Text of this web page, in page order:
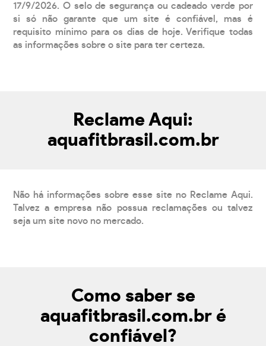
17/9/2026. O selo de segurança ou cadeado verde por
si só não garante que um site é confiável, mas é
requisito mínimo para os dias de hoje. Verifique todas
as informações sobre o site para ter certeza.
Reclame Aqui:
aquafitbrasil.com.br
Não há informações sobre esse site no Reclame Aqui.
Talvez a empresa não possua reclamações ou talvez
seja um site novo no mercado.
Como saber se
aquafitbrasil.com.br é
confiável?